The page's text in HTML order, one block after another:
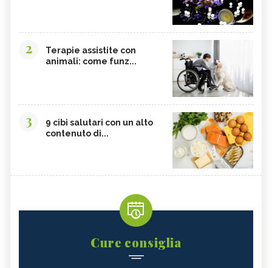
2
Terapie assistite con
animali: come funz...
3
9 cibi salutari con un alto
contenuto di...
Cure consiglia